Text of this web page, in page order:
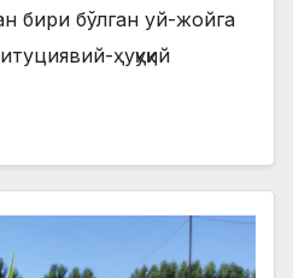
бири бўлган уй-жойга
ҳуқуқий